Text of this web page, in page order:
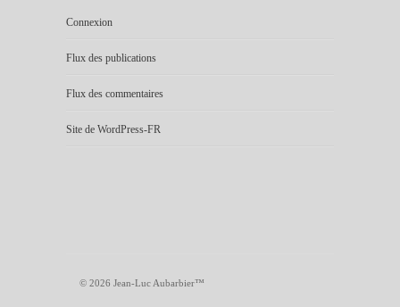
Connexion
Flux des publications
Flux des commentaires
Site de WordPress-FR
© 2026 Jean-Luc Aubarbier™